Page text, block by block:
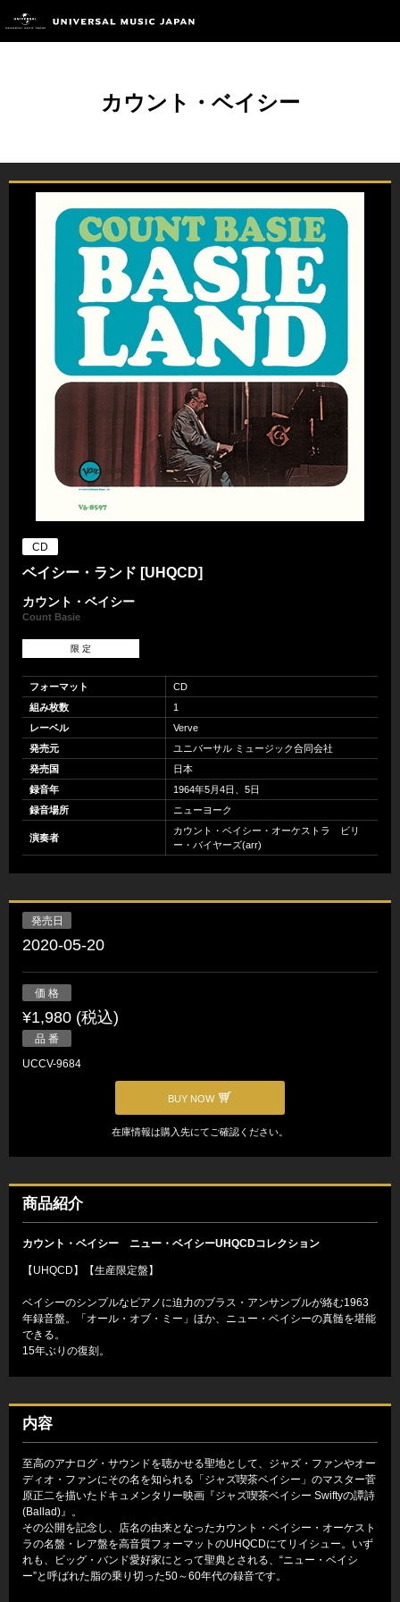
カウント・ベイシー
CD
ベイシー・ランド [UHQCD]
カウント・ベイシー
Count Basie
限 定
フォーマット
CD
組み枚数
1
レーベル
Verve
発売元
ユニバーサル ミュージック合同会社
発売国
日本
録音年
1964年5月4日、5日
録音場所
ニューヨーク
演奏者
カウント・ベイシー・オーケストラ ビリ
ー・バイヤーズ(arr)
発売日
2020-05-20
価 格
¥1,980 (税込)
品 番
UCCV-9684
BUY NOW
在庫情報は購入先にてご確認ください。
商品紹介
カウント・ベイシー ニュー・ベイシーUHQCDコレクション
【UHQCD】【生産限定盤】
ベイシーのシンプルなピアノに迫力のブラス・アンサンブルが絡む1963
年録音盤。「オール・オブ・ミー」ほか、ニュー・ベイシーの真髄を堪能
できる。
15年ぶりの復刻。
内容
至高のアナログ・サウンドを聴かせる聖地として、ジャズ・ファンやオー
ディオ・ファンにその名を知られる「ジャズ喫茶ベイシー」のマスター菅
原正二を描いたドキュメンタリー映画『ジャズ喫茶ベイシー Swiftyの譚詩
(Ballad)』。
その公開を記念し、店名の由来となったカウント・ベイシー・オーケスト
ラの名盤・レア盤を高音質フォーマットのUHQCDにてリイシュー。いず
れも、ビッグ・バンド愛好家にとって聖典とされる、“ニュー・ベイシ
ー”と呼ばれた脂の乗り切った50～60年代の録音です。